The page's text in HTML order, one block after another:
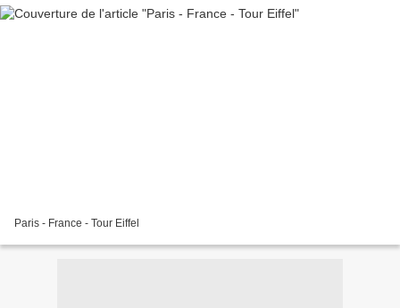
Paris - France - Tour Eiffel